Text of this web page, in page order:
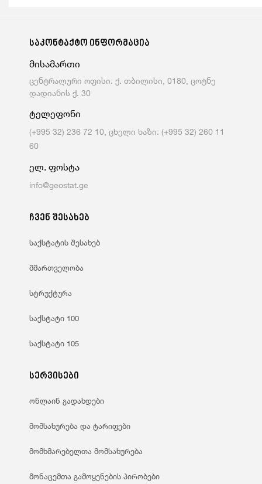
საკონტაქტო ინფორმაცია
მისამართი
ცენტრალური ოფისი: ქ. თბილისი, 0180, ცოტნე
დადიანის ქ. 30
ტელეფონი
(+995 32) 236 72 10, ცხელი ხაზი: (+995 32) 260 11
60
ელ. ფოსტა
info@geostat.ge
ჩვენ შესახებ
საქსტატის შესახებ
მმართველობა
სტრუქტურა
საქსტატი 100
საქსტატი 105
სერვისები
ონლაინ გადახდები
მომსახურება და ტარიფები
მომხმარებელთა მომსახურება
მონაცემთა გამოყენების პირობები